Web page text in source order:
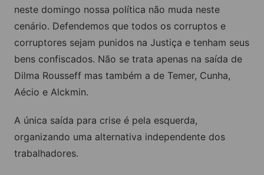
neste domingo nossa política não muda neste
cenário. Defendemos que todos os corruptos e
corruptores sejam punidos na Justiça e tenham seus
bens confiscados. Não se trata apenas na saída de
Dilma Rousseff mas também a de Temer, Cunha,
Aécio e Alckmin.
A única saída para crise é pela esquerda,
organizando uma alternativa independente dos
trabalhadores.